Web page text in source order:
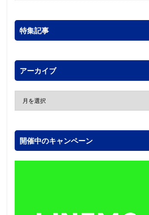
特集記事
アーカイブ
開催中のキャンペーン